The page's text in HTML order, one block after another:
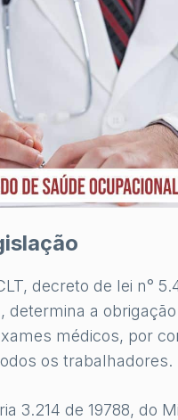
decreto de lei n°
determina a
médicos, por
os trabalhadores.
3.214 de 19788, do